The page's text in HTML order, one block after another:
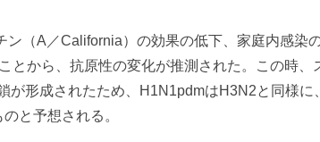
（A／California）の効果の低下、家庭内感染の
とから、抗原性の変化が推測された。この時、
が形成されたため、H1N1pdmはH3N2と同様に
と予想される。